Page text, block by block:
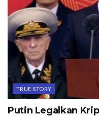
TRUE STORY
Putin Legalkan